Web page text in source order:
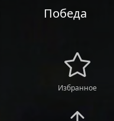
Победа
Избранное